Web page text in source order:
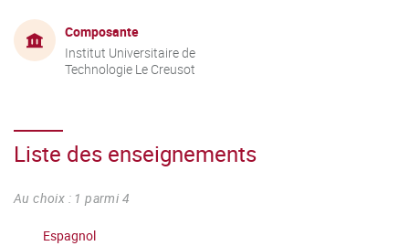
Composante
Institut Universitaire de
Technologie Le Creusot
Liste des enseignements
Au choix : 1 parmi 4
Espagnol